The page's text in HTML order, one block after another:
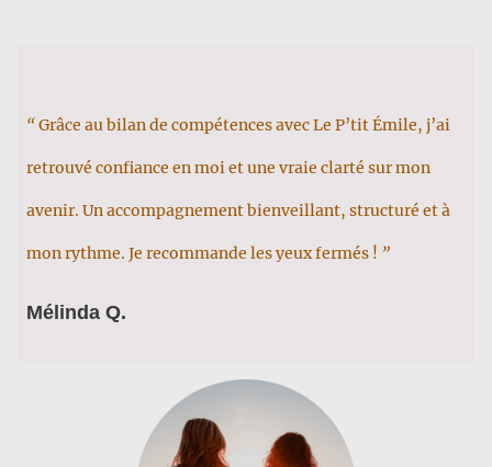
“Grâce au bilan de compétences avec Le P’tit Émile, j’ai
retrouvé confiance en moi et une vraie clarté sur mon
avenir. Un accompagnement bienveillant, structuré et à
mon rythme. Je recommande les yeux fermés ! ”
Mélinda Q.